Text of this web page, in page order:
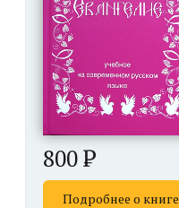
800
Подробнее о книге